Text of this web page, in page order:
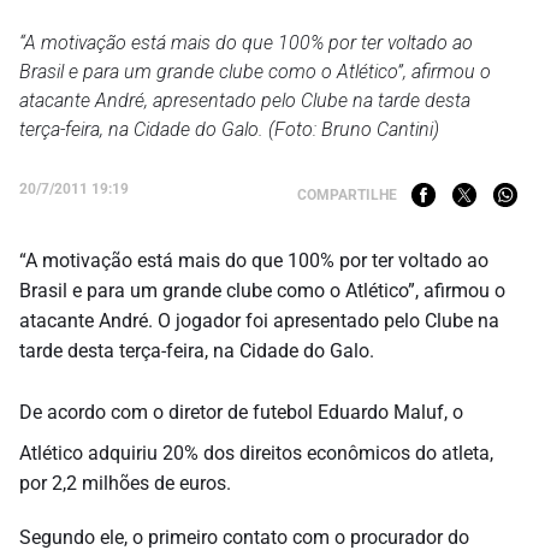
“A motivação está mais do que 100% por ter voltado ao
Brasil e para um grande clube como o Atlético”, afirmou o
atacante André, apresentado pelo Clube na tarde desta
terça-feira, na Cidade do Galo. (Foto: Bruno Cantini)
20/7/2011 19:19 COMPARTILHE
“A motivação está mais do que 100% por ter voltado ao
Brasil e para um grande clube como o Atlético”, afirmou o
atacante André. O jogador foi apresentado pelo Clube na
tarde desta terça-feira, na Cidade do Galo.
De acordo com o diretor de futebol Eduardo Maluf, o
Atlético adquiriu 20% dos direitos econômicos do atleta,
por 2,2 milhões de euros.
Segundo ele, o primeiro contato com o procurador do